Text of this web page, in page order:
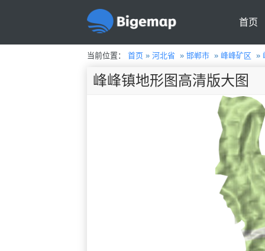
首页
当前位置： 首页» 河北省 » 邯郸市» 峰峰矿区 »
峰峰镇地形图高清版大图